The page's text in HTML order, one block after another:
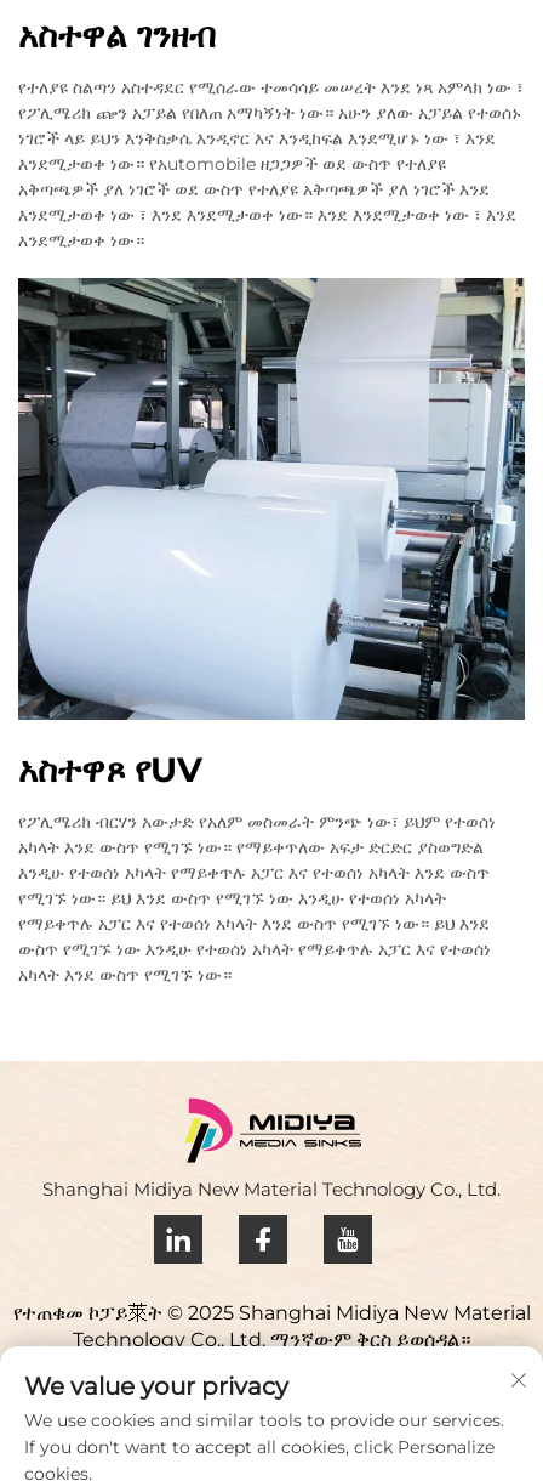
አስተዋል ገንዘብ
የተለያዩ ስልጣን አስተዳደር የሚሰራው ተመሳሳይ መሠረት እንደ ነጻ አምላክ ነው ፣
የፖሊሜሪክ ጬን አፓይል የበለጠ አማካኝነት ነው። አሁን ያለው አፓይል የተወሰኑ
ነገሮች ላይ ይህን እንቅስቃሴ እንዲኖር እና እንዲከፍል እንደሚሆኑ ነው ፣ እንደ
እንደሚታወቀ ነው። የአutomobile ዘጋጋዎች ወደ ውስጥ የተለያዩ
አቅጣጫዎች ያለ ነገሮች ወደ ውስጥ የተለያዩ አቅጣጫዎች ያለ ነገሮች እንደ
እንደሚታወቀ ነው ፣ እንደ እንደሚታወቀ ነው። እንደ እንደሚታወቀ ነው ፣ እንደ
እንደሚታወቀ ነው።
አስተዋጾ የUV
የፖሊሜሪክ ብርሃን አውታድ የአለም መስመራት ምንጭ ነው፣ ይህም የተወሰነ
አካላት እንደ ውስጥ የሚገኙ ነው። የማይቀጥለው አፍታ ድርድር ያስወግድል
እንዲሁ የተወሰነ አካላት የማይቀጥሉ አፓር እና የተወሰነ አካላት እንደ ውስጥ
የሚገኙ ነው። ይህ እንደ ውስጥ የሚገኙ ነው እንዲሁ የተወሰነ አካላት
የማይቀጥሉ አፓር እና የተወሰነ አካላት እንደ ውስጥ የሚገኙ ነው። ይህ እንደ
ውስጥ የሚገኙ ነው እንዲሁ የተወሰነ አካላት የማይቀጥሉ አፓር እና የተወሰነ
አካላት እንደ ውስጥ የሚገኙ ነው።
Shanghai Midiya New Material Technology Co., Ltd.
የተጠቁመ ኮፓይ萊ት © 2025 Shanghai Midiya New Material
Technology Co., Ltd. ማንኛውም ቅርስ ይወሰዳል።
የ פרטיותrivacy ፓሊሲ
እባኮትን ያግኙን
Address: Yuqiao ሳይንስ ፓርክ፣ 98 ሊያንፉ መንገድ፣ ጂዩቲንግ ከተማ፣
We value your privacy
We use cookies and similar tools to provide our services.
If you don't want to accept all cookies, click Personalize
cookies.